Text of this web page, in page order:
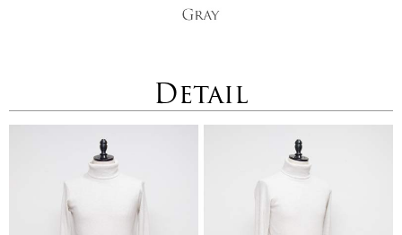
Detail